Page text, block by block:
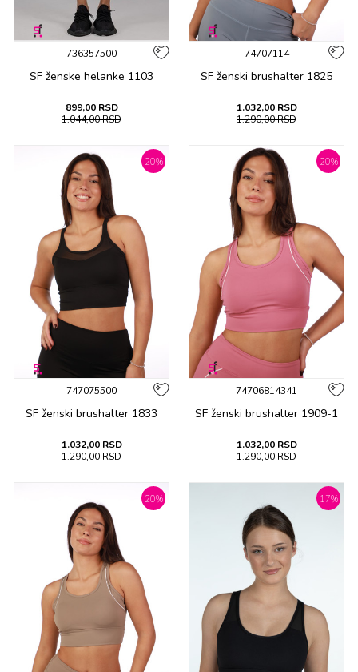
736357500
SF ženske hеlankе 1103
899,00 RSD
1.044,00RSD
74707114
SF ženski brushalter 1825
1.032,00 RSD
1.290,00RSD
20%
747075500
SF ženski brushalter 1833
1.032,00 RSD
1.290,00RSD
20%
74706814341
SF ženski brushalter 1909-1
1.032,00 RSD
1.290,00RSD
20% 17%